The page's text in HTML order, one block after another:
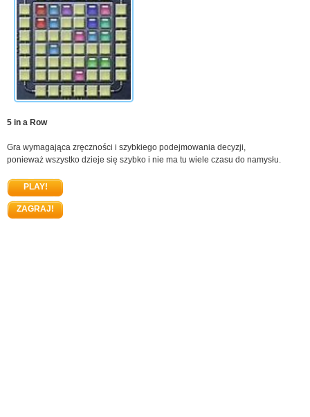
5 in a Row
Gra wymagająca zręczności i szybkiego podejmowania decyzji,
ponieważ wszystko dzieje się szybko i nie ma tu wiele czasu do namysłu.
PLAY!
ZAGRAJ!